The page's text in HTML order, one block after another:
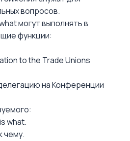
вопросов.
могут выполнять в
функции:
to the Trade Unions
на Конференции
what.
чему.